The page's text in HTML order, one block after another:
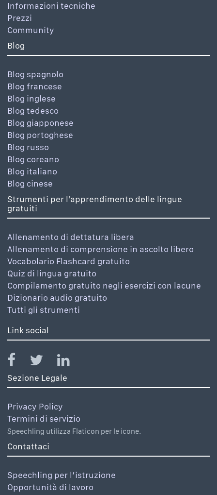
Informazioni tecniche
Prezzi
Community
Blog
Blog spagnolo
Blog francese
Blog inglese
Blog tedesco
Blog giapponese
Blog portoghese
Blog russo
Blog coreano
Blog italiano
Blog cinese
Strumenti per l'apprendimento delle lingue
gratuiti
Allenamento di dettatura libera
Allenamento di comprensione in ascolto libero
Vocabolario Flashcard gratuito
Quiz di lingua gratuito
Compilamento gratuito negli esercizi con lacune
Dizionario audio gratuito
Tutti gli strumenti
Link social
Sezione Legale
Privacy Policy
Termini di servizio
Speechling utilizza Flaticon per le icone.
Contattaci
Speechling per l’istruzione
Opportunità di lavoro